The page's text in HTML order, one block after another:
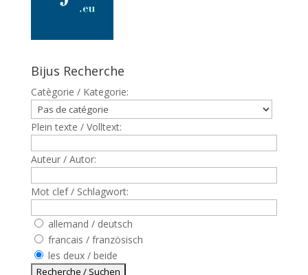
Bijus Recherche
Catègorie / Kategorie:
Plein texte / Volltext:
Auteur / Autor:
Mot clef / Schlagwort:
allemand / deutsch
francais / französisch
les deux / beide